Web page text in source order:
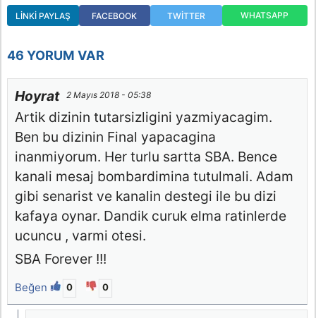
LINKI PAYLAŞ FACEBOOK TWITTER WHATSAPP
46 YORUM VAR
Hoyrat 2 Mayıs 2018 - 05:38
Artik dizinin tutarsizligini yazmiyacagim.
Ben bu dizinin Final yapacagina
inanmiyorum. Her turlu sartta SBA. Bence
kanali mesaj bombardimina tutulmali. Adam
gibi senarist ve kanalin destegi ile bu dizi
kafaya oynar. Dandik curuk elma ratinlerde
ucuncu , varmi otesi.
SBA Forever !!!
Beğen 0 0